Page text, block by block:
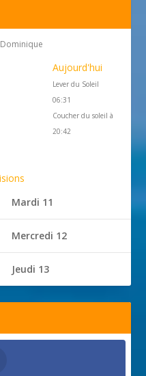
Aujourd'hui
Lever du Soleil
06:31
Coucher du soleil à
20:42
Mardi 11
Mercredi 12
Jeudi 13